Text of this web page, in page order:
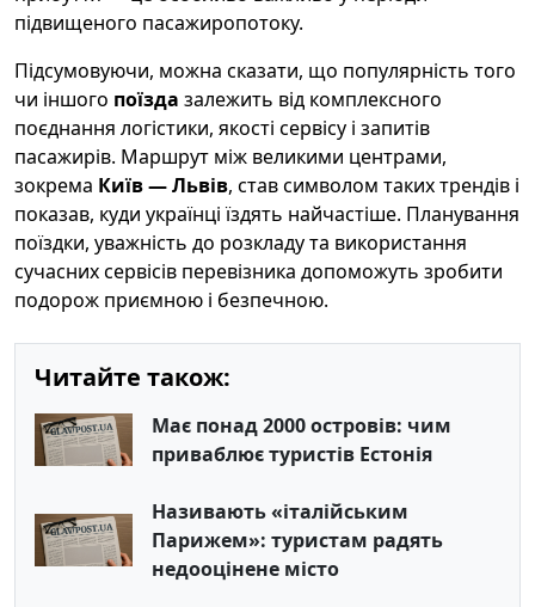
підвищеного пасажиропотоку.
Підсумовуючи, можна сказати, що популярність того
чи іншого поїзда залежить від комплексного
поєднання логістики, якості сервісу і запитів
пасажирів. Маршрут між великими центрами,
зокрема Київ — Львів, став символом таких трендів і
показав, куди українці їздять найчастіше. Планування
поїздки, уважність до розкладу та використання
сучасних сервісів перевізника допоможуть зробити
подорож приємною і безпечною.
Читайте також:
Має понад 2000 островів: чим
приваблює туристів Естонія
Називають «італійським
Парижем»: туристам радять
недооцінене місто